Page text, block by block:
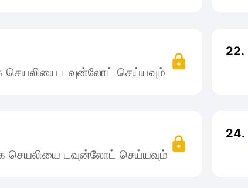
செயலியை டவுன்லோட் செய்யவும்
22.
செயலியை டவுன்லோட் செய்யவும்
24.